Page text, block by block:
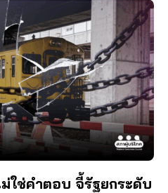
ม่ใช่คำตอบ จี้รัฐยกระดับ